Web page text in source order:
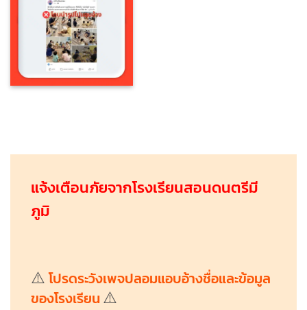
แจ้งเตือนภัยจากโรงเรียนสอนดนตรีมี
ภูมิ
⚠️โปรดระวังเพจปลอมแอบอ้างชื่อและข้อมูล
ของโรงเรียน⚠️